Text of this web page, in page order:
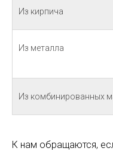
Из кирпича
Из металла
Из комбинированных
К нам обращаются,